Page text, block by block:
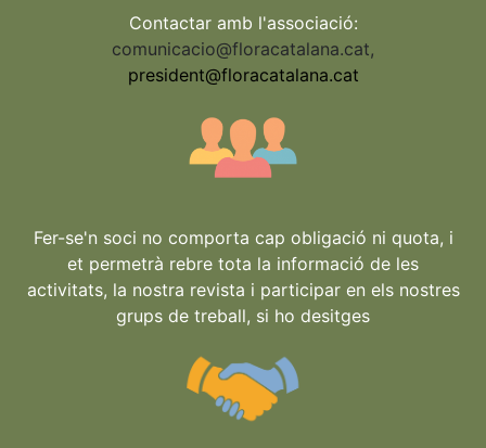
Contactar amb l'associació:
comunicacio@floracatalana.cat,
president@floracatalana.cat
Fer-se'n soci no comporta cap obligació ni quota, i
et permetrà rebre tota la informació de les
activitats, la nostra revista i participar en els nostres
grups de treball, si ho desitges